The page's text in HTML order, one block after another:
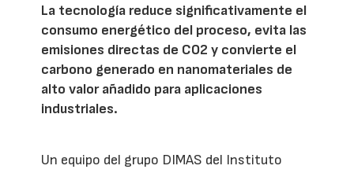
La tecnología reduce significativamente el
consumo energético del proceso, evita las
emisiones directas de CO2 y convierte el
carbono generado en nanomateriales de
alto valor añadido para aplicaciones
industriales.
Un equipo del grupo DIMAS del Instituto